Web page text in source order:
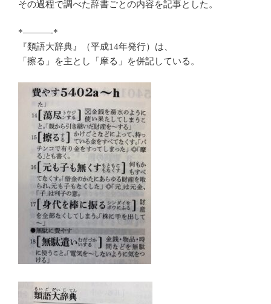
その過程で調べた辞書ごとの内容を記事とした。
*———-*
『類語大辞典』（平成14年発行）は、
「擦る」を主とし「摩る」を併記している。